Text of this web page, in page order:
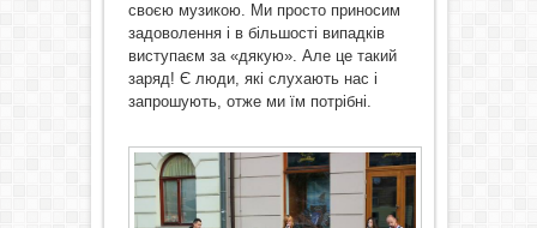
своєю музикою. Ми просто приносим
задоволення і в більшості випадків
виступаєм за «дякую». Але це такий
заряд! Є люди, які слухають нас і
запрошують, отже ми їм потрібні.